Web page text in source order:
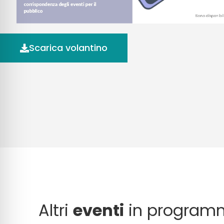
Scarica volantino
Altrieventi in